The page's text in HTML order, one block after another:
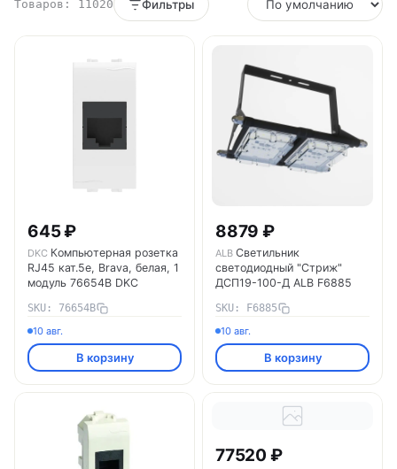
Товаров: 11020 Фильтры
645 ₽
DKC Компьютерная розетка
RJ45 кат.5e, Brava, белая, 1
модуль 76654B DKC
SKU: 76654B
10 авг.
В корзину
8879 ₽
ALB Светильник
светодиодный "Стриж"
ДСП19-100-Д ALB F6885
SKU: F6885
10 авг.
В корзину
77520 ₽